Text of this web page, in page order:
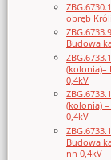
obręb
Budowa
(kolonia)–
0,4kV
(kolonia)
0,4kV
Budowa
nn 0,4kV